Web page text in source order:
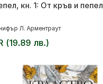
кн. 1: От кръв и пепел
Л. Арментраут
(19.89 лв.)